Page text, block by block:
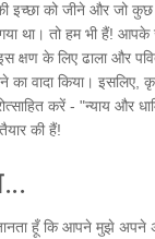
इच्छा को जीने और जो कुछ
था। तो हम भी हैं!
के लिए ढाला और
वादा किया। इसलिए,
करें - "न्याय और
की हैं!
जानता हूँ कि आपने मुझे